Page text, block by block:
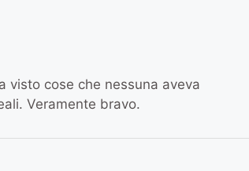
visto cose che nessuna aveva
Veramente bravo.